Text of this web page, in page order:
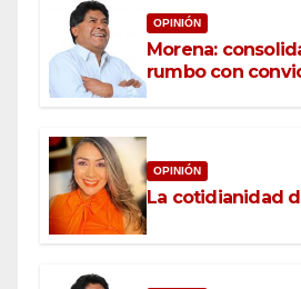
OPINIÓN
Morena:
rumbo con
OPINIÓN
La cotidianidad